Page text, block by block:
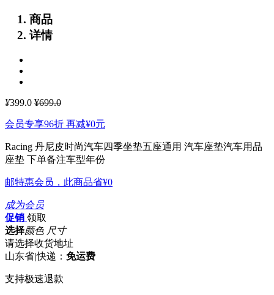
商品
详情
¥399.0 ¥699.0
会员专享96折 再减¥0元
Racing 丹尼皮时尚汽车四季坐垫五座通用 汽车座垫汽车用品
座垫 下单备注车型年份
邮特惠会员，此商品省¥0
成为会员
促销 领取
选择颜色 尺寸
请选择收货地址
山东省|快递： 免运费
支持极速退款